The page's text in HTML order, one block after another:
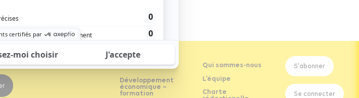
Développement
économique –
formation
Qui sommes-nous
L’équipe
Charte
S'abonner
Se connecter